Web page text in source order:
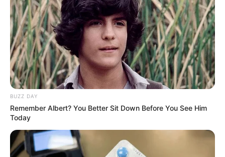
BUZZ DAY
Remember Albert? You Better Sit Down Before You See Him
Today